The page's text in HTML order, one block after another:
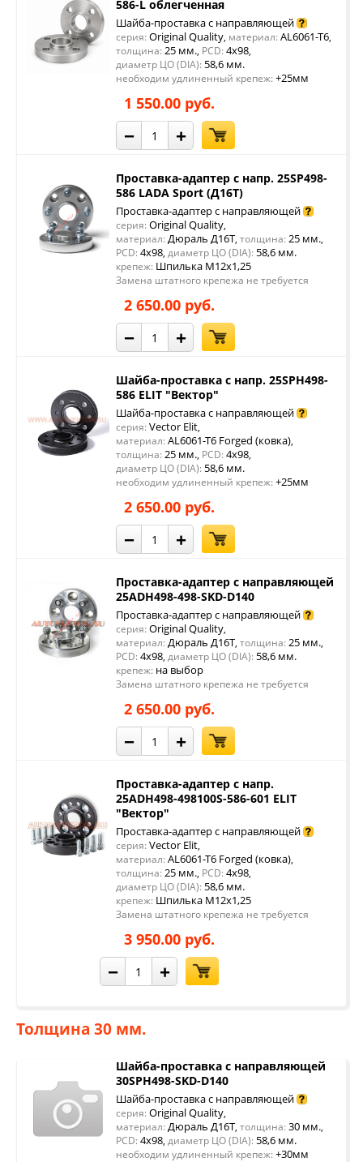
586-L облегченная
Шайба-проставка с направляющей
серия: Original Quality, материал: AL6061-T6,
толщина: 25 мм., PCD: 4x98,
диаметр ЦО (DIA): 58,6 мм.
необходим удлиненный крепеж: +25мм
1 550.00 руб.
− +
Проставка-адаптер с напр. 25SP498-
586 LADA Sport (Д16Т)
Проставка-адаптер с направляющей
серия: Original Quality,
материал: Дюраль Д16Т, толщина: 25 мм.,
PCD: 4x98, диаметр ЦО (DIA): 58,6 мм.
крепеж: Шпилька М12х1,25
Замена штатного крепежа не требуется
2 650.00 руб.
− +
Шайба-проставка с напр. 25SPH498-
586 ELIT "Вектор"
Шайба-проставка с направляющей
серия: Vector Elit,
материал: AL6061-T6 Forged (ковка),
толщина: 25 мм., PCD: 4x98,
диаметр ЦО (DIA): 58,6 мм.
необходим удлиненный крепеж: +25мм
2 650.00 руб.
− +
Проставка-адаптер с направляющей
25ADH498-498-SKD-D140
Проставка-адаптер с направляющей
серия: Original Quality,
материал: Дюраль Д16Т, толщина: 25 мм.,
PCD: 4x98, диаметр ЦО (DIA): 58,6 мм.
крепеж: на выбор
Замена штатного крепежа не требуется
2 650.00 руб.
− +
Проставка-адаптер с напр.
25ADH498-498100S-586-601 ELIT
"Вектор"
Проставка-адаптер с направляющей
серия: Vector Elit,
материал: AL6061-T6 Forged (ковка),
толщина: 25 мм., PCD: 4x98,
диаметр ЦО (DIA): 58,6 мм.
крепеж: Шпилька М12х1,25
Замена штатного крепежа не требуется
3 950.00 руб.
− +
Толщина 30 мм.
Шайба-проставка с направляющей
30SPH498-SKD-D140
Шайба-проставка с направляющей
серия: Original Quality,
материал: Дюраль Д16Т, толщина: 30 мм.,
PCD: 4x98, диаметр ЦО (DIA): 58,6 мм.
необходим удлиненный крепеж: +30мм